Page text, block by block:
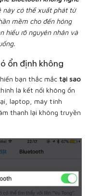
này có thể xuất phát từ
mềm cho đến hỏng
hiểu rõ nguyên nhân và
ổn định không
bạn thắc mắc tại sao
là kết nối không ổn
laptop, máy tính
thanh lại không truyền